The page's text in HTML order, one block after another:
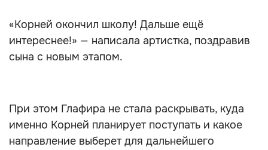
«Корней окончил школу! Дальше ещё
интереснее!» — написала артистка, поздравив
сына с новым этапом.
При этом Глафира не стала раскрывать, куда
именно Корней планирует поступать и какое
направление выберет для дальнейшего